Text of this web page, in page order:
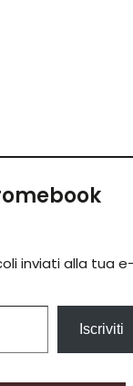
inviati alla tua
Iscriviti